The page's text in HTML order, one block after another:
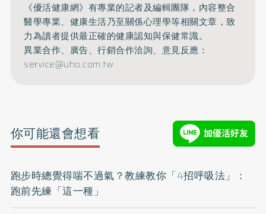
《優活健康網》有專業的記者及編輯團隊，內容整合
醫學專業、健康生活乃至關係心理學等相關文章，致
力為讀者提供最正確的健康認知與保健常識。
異業合作、廣告、行銷合作洽詢、意見反應：
service@uho.com.tw
你可能還會想看
跑步時總覺得喘不過氣？教練教你「4招呼吸法」：
跑前先練「這一種」